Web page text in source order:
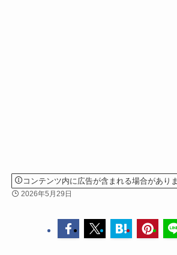
コンテンツ内に広告が含まれる場合があり
2026年5月29日